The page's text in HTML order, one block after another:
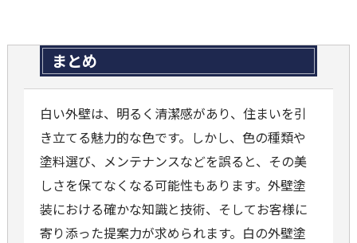
まとめ
白い外壁は、明るく清潔感があり、住まいを引
き立てる魅力的な色です。しかし、色の種類や
塗料選び、メンテナンスなどを誤ると、その美
しさを保てなくなる可能性もあります。外壁塗
装における確かな知識と技術、そしてお客様に
寄り添った提案力が求められます。白の外壁塗